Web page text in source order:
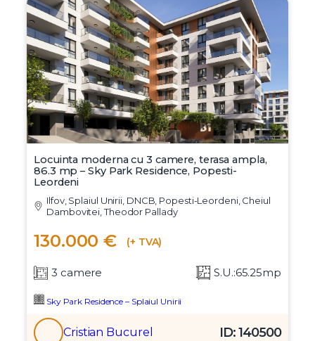
Locuinta moderna cu 3 camere, terasa ampla,
86.3 mp – Sky Park Residence, Popesti-
Leordeni
Ilfov, Splaiul Unirii, DNCB, Popesti-Leordeni, Cheiul
Dambovitei, Theodor Pallady
130.000 € (+ TVA)
3 camere S.U.:65.25mp
Sky Park Residence – Splaiul Unirii
Cristian Bucurel ID: 140500